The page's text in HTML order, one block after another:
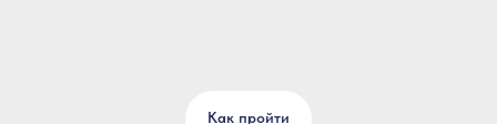
Как пройти